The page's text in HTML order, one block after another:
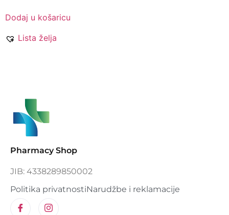
Dodaj u košaricu
Lista želja
Pharmacy Shop
JIB: 4338289850002
Politika privatnostiNarudžbe i reklamacije